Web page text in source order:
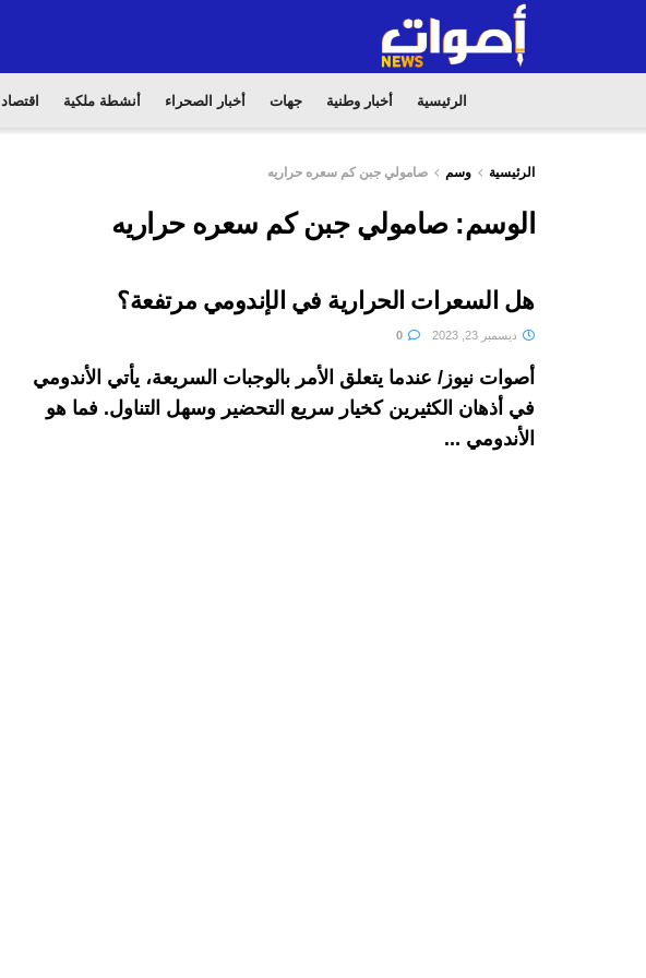
الرئيسية أخبار وطنية جهات أخبار الصحراء أنشطة ملكية اقتصاد
الرئيسية وسم صامولي جبن كم سعره حراريه
الوسم:صامولي جبن كم سعره حراريه
هل السعرات الحرارية في الإندومي مرتفعة؟
ديسمبر 23, 2023
أصوات نيوز/ عندما يتعلق الأمر بالوجبات السريعة، يأتي الأندومي
في أذهان الكثيرين كخيار سريع التحضير وسهل التناول. فما هو
الأندومي ...